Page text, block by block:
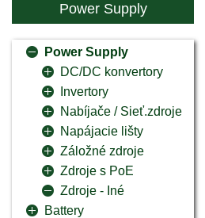
Power Supply
Power Supply
DC/DC konvertory
Invertory
Nabíjače / Sieť.zdroje
Napájacie lišty
Záložné zdroje
Zdroje s PoE
Zdroje - Iné
Battery